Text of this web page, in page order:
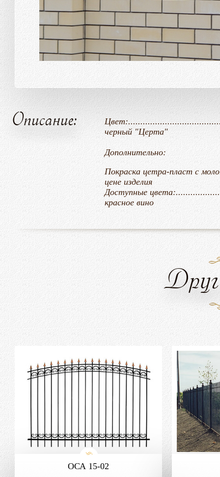
Описание:
черный "Церта"
Дополнительно:
Покраска цетра-пласт с
ценеизделия
Доступные
красное вино
ОСА 15-02